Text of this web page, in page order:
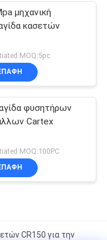
μηχανική
κασετών
MOQ:5pc
φυσητήρων
Cartex
MOQ:100PC
CR150 για την